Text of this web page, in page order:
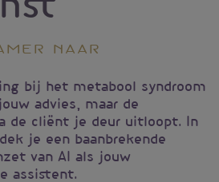
naar
bij het metabool syndroom
advies, maar de
de cliënt je deur uitloopt. In
je een baanbrekende
van AI als jouw
assistent.